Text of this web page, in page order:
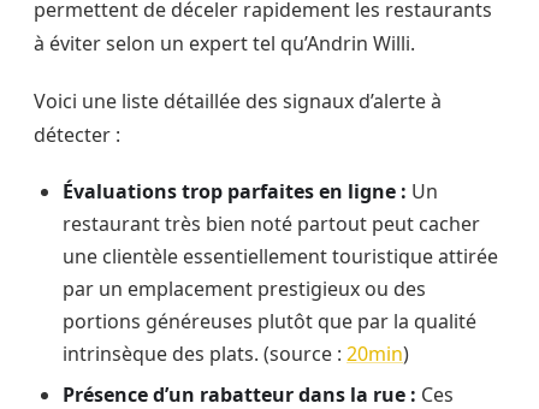
permettent de déceler rapidement les restaurants
à éviter selon un expert tel qu’Andrin Willi.
Voici une liste détaillée des signaux d’alerte à
détecter :
Évaluations trop parfaites en ligne : Un
restaurant très bien noté partout peut cacher
une clientèle essentiellement touristique attirée
par un emplacement prestigieux ou des
portions généreuses plutôt que par la qualité
intrinsèque des plats. (source : 20min)
Présence d’un rabatteur dans la rue : Ces